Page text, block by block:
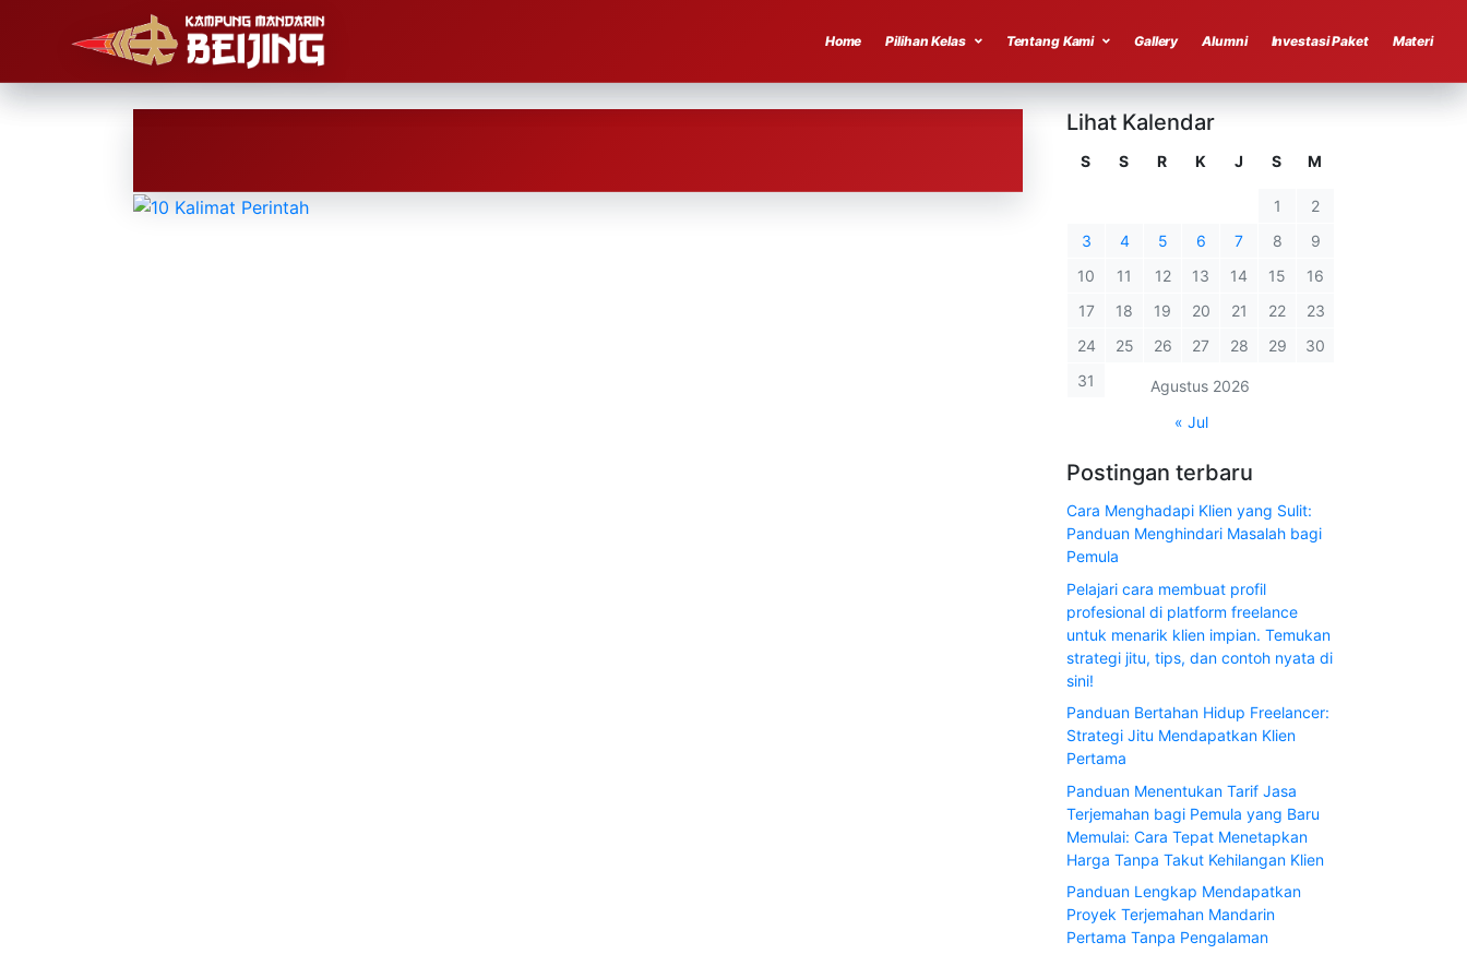
Home Pilihan Kelas Tentang Kami Gallery Alumni Investasi Paket Materi
Lihat Kalendar
Agustus 2026
S S R K J S M
1
2
3
4 5 6 7 8
9
10
11 12 13 14 15
16
17
18 19 20 21 22
23
24
25 26 27 28 29
30
31
« Jul
Postingan terbaru
Cara Menghadapi Klien yang Sulit:
Panduan Menghindari Masalah bagi
Pemula
Pelajari cara membuat profil
profesional di platform freelance
untuk menarik klien impian. Temukan
strategi jitu, tips, dan contoh nyata di
sini!
Panduan Bertahan Hidup Freelancer:
Strategi Jitu Mendapatkan Klien
Pertama
Panduan Menentukan Tarif Jasa
Terjemahan bagi Pemula yang Baru
Memulai: Cara Tepat Menetapkan
Harga Tanpa Takut Kehilangan Klien
Panduan Lengkap Mendapatkan
Proyek Terjemahan Mandarin
Pertama Tanpa Pengalaman